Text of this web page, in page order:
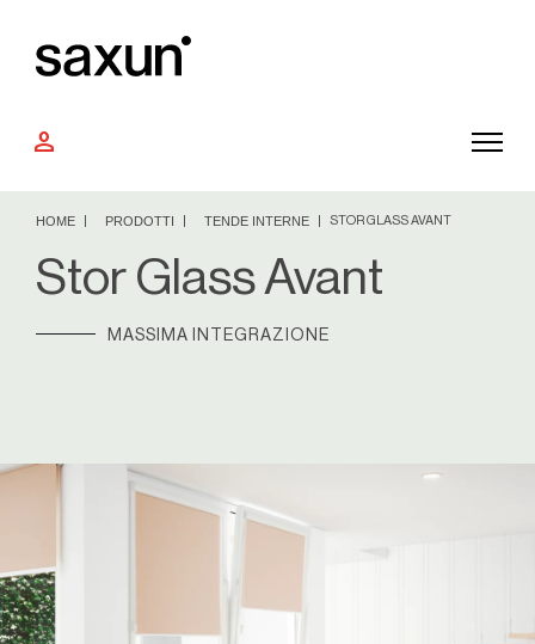
person
HOME PRODOTTI TENDE INTERNE STOR GLASS AVANT
Stor Glass Avant
MASSIMA INTEGRAZIONE